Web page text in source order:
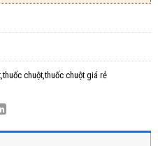
chuột,thuốc chuột giá rẻ